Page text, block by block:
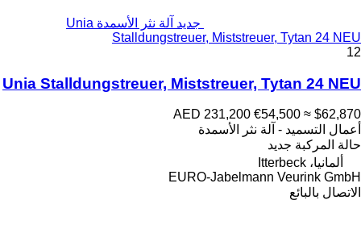
جديد آلة نثر الأسمدة Unia
Stalldungstreuer, Miststreuer, Tytan 24 NEU
12
Unia Stalldungstreuer, Miststreuer, Tytan 24 NEU
AED 231,200 €54,500 ≈ $62,870
أعمال التسميد - آلة نثر الأسمدة
حالة المركبة جديد
ألمانيا، Itterbeck
EURO-Jabelmann Veurink GmbH
الاتصال بالبائع